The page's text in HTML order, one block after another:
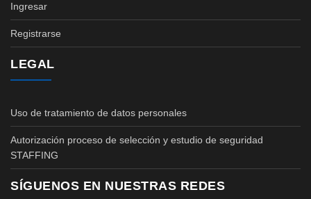
Ingresar
Registrarse
LEGAL
Uso de tratamiento de datos personales
Autorización proceso de selección y estudio de seguridad
STAFFING
SÍGUENOS EN NUESTRAS REDES